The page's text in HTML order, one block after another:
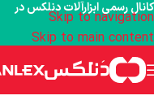
Skip to navigation
Skip to main content
کانال رسمی ابزارآلات دنلکس در